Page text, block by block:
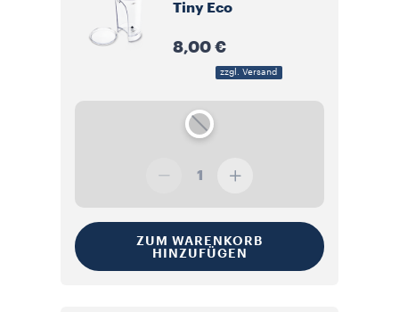
Tiny Eco
8,00 €
zzgl. Versand
1
ZUM WARENKORB
HINZUFÜGEN